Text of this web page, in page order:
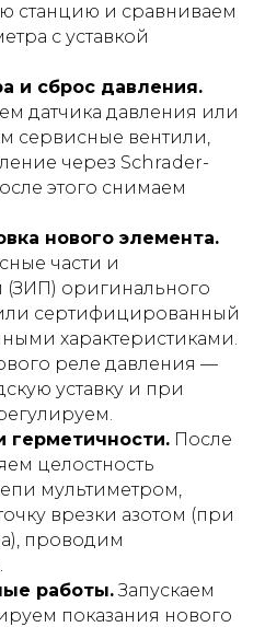
станцию и сравниваем
с уставкой
и сброс давления.
датчика давления или
сервисные вентили,
через Schrader-
этого снимаем
нового элемента.
части и
(ЗИП) оригинального
сертифицированный
характеристиками.
реле давления —
уставку и при
герметичности. После
целостность
мультиметром,
врезки азотом (при
проводим
работы.Запускаем
показания нового